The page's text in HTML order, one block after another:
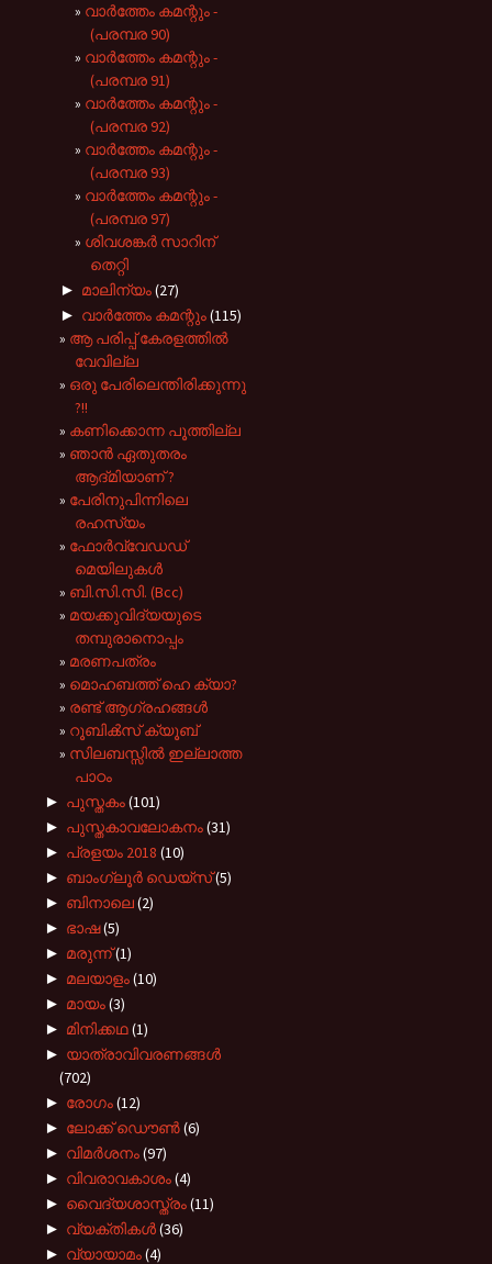
വാർത്തേം കമന്റും -
(പരമ്പര 90)
വാർത്തേം കമന്റും -
(പരമ്പര 91)
വാർത്തേം കമന്റും -
(പരമ്പര 92)
വാർത്തേം കമന്റും -
(പരമ്പര 93)
വാർത്തേം കമന്റും -
(പരമ്പര 97)
ശിവശങ്കർ സാറിന്
തെറ്റി
► മാലിന്യം(27)
► വാർത്തേം കമന്റും(115)
ആ പരിപ്പ് കേരളത്തിൽ
വേവില്ല
ഒരു പേരിലെന്തിരിക്കുന്നു
?!!
കണിക്കൊന്ന പൂത്തില്ല
ഞാൻ ഏതുതരം
ആദ്‌മിയാണ് ?
പേരിനുപിന്നിലെ
രഹസ്യം
ഫോര്‍വ്വേഡഡ്
മെയിലുകള്‍
ബി.സി.സി. (Bcc)
മയക്കുവിദ്യയുടെ
തമ്പുരാനൊപ്പം
മരണപത്രം
മൊഹബത്ത് ഹെ ക്യാ?
രണ്ട് ആഗ്രഹങ്ങള്‍
റൂബിക്‍സ് ക്യൂബ്
സിലബസ്സിൽ ഇല്ലാത്ത
പാഠം
► പുസ്തകം(101)
► പുസ്തകാവലോകനം(31)
► പ്രളയം 2018 (10)
► ബാംഗ്ലൂർ ഡെയ്സ്(5)
► ബിനാലെ(2)
► ഭാഷ(5)
► മരുന്ന്(1)
► മലയാളം(10)
► മായം(3)
► മിനിക്കഥ(1)
► യാത്രാവിവരണങ്ങൾ
(702)
► രോഗം(12)
► ലോക്ക് ഡൌൺ(6)
► വിമർശനം(97)
► വിവരാവകാശം(4)
► വൈദ്യശാസ്ത്രം(11)
► വ്യക്തികൾ(36)
► വ്യായാമം(4)